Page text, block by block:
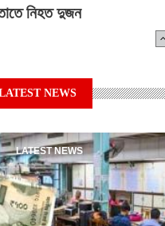
NEWS
LATEST NEWS